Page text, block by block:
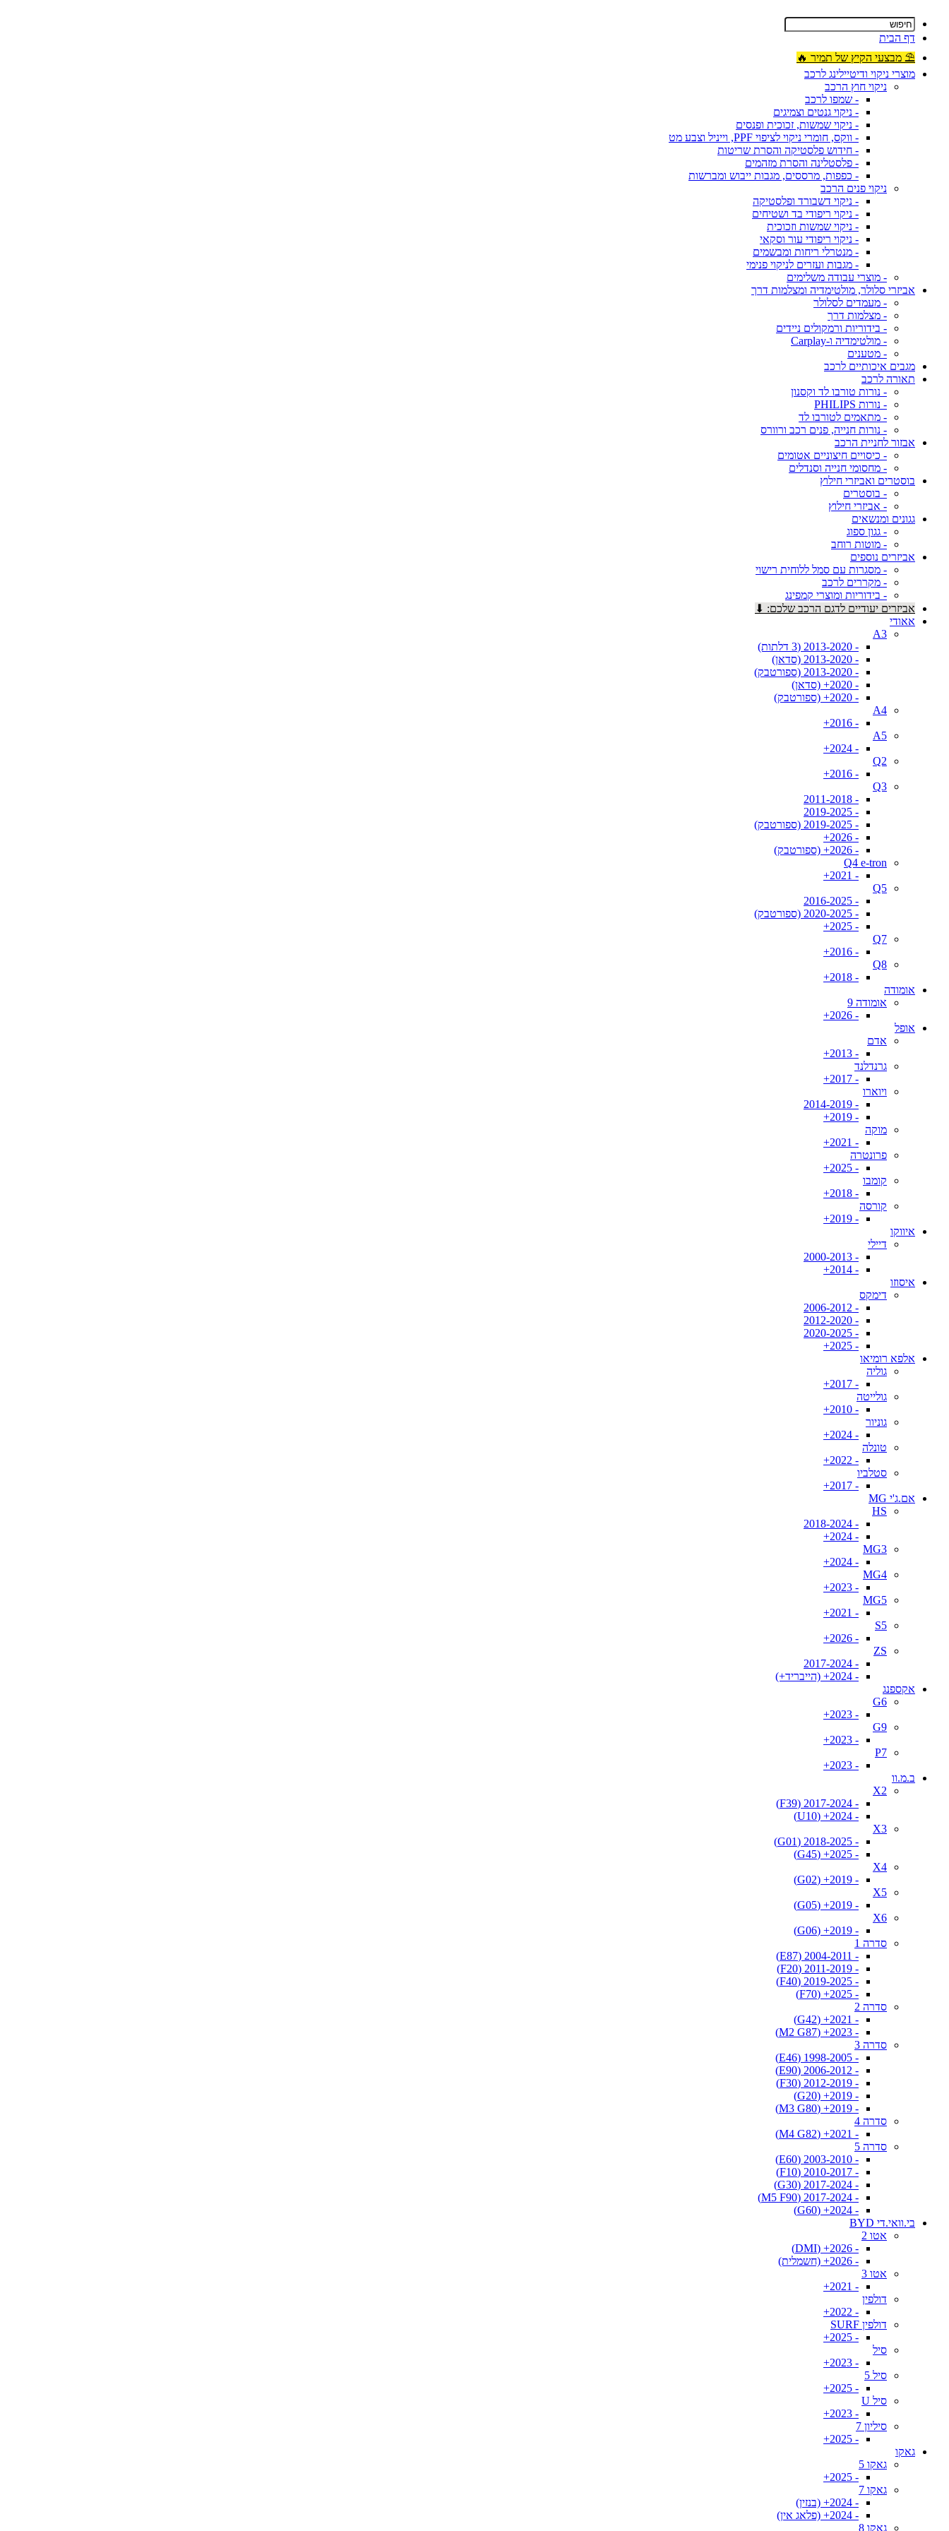
דף הבית
⛱ מבצעי הקיץ של תמיר 🔥
מוצרי ניקוי ודיטיילינג לרכב
ניקוי חוץ הרכב
- שמפו לרכב
- ניקוי גנטים וצמיגים
- ניקוי שמשות, זכוכית ופנסים
- ווקס, חומרי ניקוי לציפוי PPF, וייניל וצבע מט
- חידוש פלסטיקה והסרת שריטות
- פלסטלינה והסרת מזהמים
- כפפות, מרססים, מגבות ייבוש ומברשות
ניקוי פנים הרכב
- ניקוי דשבורד ופלסטיקה
- ניקוי ריפודי בד ושטיחים
- ניקוי שמשות וזכוכית
- ניקוי ריפודי עור וסקאי
- מנטרלי ריחות ומבשמים
- מגבות ועזרים לניקוי פנימי
- מוצרי עבודה משלימים
אביזרי סלולר, מולטימדיה ומצלמות דרך
- מעמדים לסלולר
- מצלמות דרך
- בידוריות ורמקולים ניידים
- מולטימדיה ו-Carplay
- מטענים
מגבים איכותיים לרכב
תאורה לרכב
- נורות טורבו לד וקסנון
- נורות PHILIPS
- מתאמים לטורבו לד
- נורות חנייה, פנים רכב ורוורס
אבזור לחניית הרכב
- כיסויים חיצוניים אטומים
- מחסומי חנייה וסנדלים
בוסטרים ואביזרי חילוץ
- בוסטרים
- אביזרי חילוץ
גגונים ומנשאים
- גגון ספוג
- מוטות רוחב
אביזרים נוספים
- מסגרות עם סמל ללוחית רישוי
- מקררים לרכב
- בידוריות ומוצרי קמפינג
אביזרים יעודיים לדגם הרכב שלכם: ⬇
אאודי
A3
- 2013-2020 (3 דלתות)
- 2013-2020 (סדאן)
- 2013-2020 (ספורטבק)
- 2020+ (סדאן)
- 2020+ (ספורטבק)
A4
- 2016+
A5
- 2024+
Q2
- 2016+
Q3
- 2011-2018
- 2019-2025
- 2019-2025 (ספורטבק)
- 2026+
- 2026+ (ספורטבק)
Q4 e-tron
- 2021+
Q5
- 2016-2025
- 2020-2025 (ספורטבק)
- 2025+
Q7
- 2016+
Q8
- 2018+
אומודה
אומודה 9
- 2026+
אופל
אדם
- 2013+
גרנדלנד
- 2017+
ויוארו
- 2014-2019
- 2019+
מוקה
- 2021+
פרונטרה
- 2025+
קומבו
- 2018+
קורסה
- 2019+
איווקו
דיילי
- 2000-2013
- 2014+
איסוזו
דימקס
- 2006-2012
- 2012-2020
- 2020-2025
- 2025+
אלפא רומיאו
גוליה
- 2017+
גולייטה
- 2010+
גוניור
- 2024+
טונלה
- 2022+
סטלביו
- 2017+
אם.ג'י MG
HS
- 2018-2024
- 2024+
MG3
- 2024+
MG4
- 2023+
MG5
- 2021+
S5
- 2026+
ZS
- 2017-2024
- 2024+ (הייבריד+)
אקספנג
G6
- 2023+
G9
- 2023+
P7
- 2023+
ב.מ.וו
X2
- 2017-2024 (F39)
- 2024+ (U10)
X3
- 2018-2025 (G01)
- 2025+ (G45)
X4
- 2019+ (G02)
X5
- 2019+ (G05)
X6
- 2019+ (G06)
סדרה 1
- 2004-2011 (E87)
- 2011-2019 (F20)
- 2019-2025 (F40)
- 2025+ (F70)
סדרה 2
- 2021+ (G42)
- 2023+ (M2 G87)
סדרה 3
- 1998-2005 (E46)
- 2006-2012 (E90)
- 2012-2019 (F30)
- 2019+ (G20)
- 2019+ (M3 G80)
סדרה 4
- 2021+ (M4 G82)
סדרה 5
- 2003-2010 (E60)
- 2010-2017 (F10)
- 2017-2024 (G30)
- 2017-2024 (M5 F90)
- 2024+ (G60)
בי.וואי.די BYD
אטו 2
- 2026+ (DMI)
- 2026+ (חשמלית)
אטו 3
- 2021+
דולפין
- 2022+
דולפין SURF
- 2025+
סיל
- 2023+
סיל 5
- 2025+
סיל U
- 2023+
סיליון 7
- 2025+
גאקו
גאקו 5
- 2025+
גאקו 7
- 2024+ (בנזין)
- 2024+ (פלאג אין)
גאקו 8